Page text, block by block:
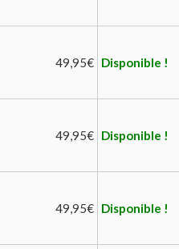
49,95€ Disponible !
49,95€ Disponible !
49,95€ Disponible !